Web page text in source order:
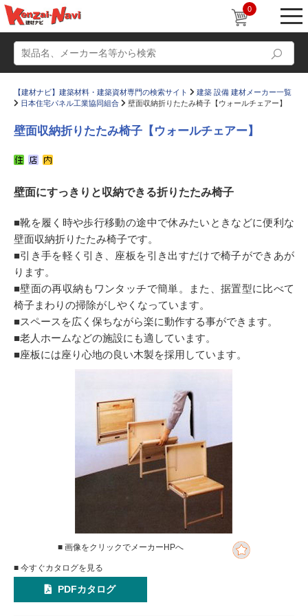
0
かたなび コラム
すまいリング 設計士インタビュー
Q＆A
お気に入り
【建材ナビ】建築材料・建築資材専門の検索サイト
建築 設備 建材メーカー一覧
日本住宅パネル工業協同組合
壁面収納折りたたみ椅子【ウォールチェアー】
壁面収納折りたたみ椅子【ウォールチェアー】
壁面にすっきりと収納できる折りたたみ椅子
■靴を履く時や歩行移動の途中で休みたいときなどに便利な
壁面収納折りたたみ椅子です。
■引き手を軽く引き、座板を引き出すだけで椅子ができあが
ります。
■壁面の再収納もワンタッチで簡単。また、据置型に比べて
椅子まわりの掃除がしやくなっています。
■スペースを広く保ちながら楽に動作する事ができます。
■老人ホームなどの施設にも適しています。
■座板には座り心地の良い木製を採用しています。
■ 画像をクリックでメーカーHPへ
■ 今すぐカタログを見る
PDFカタログ